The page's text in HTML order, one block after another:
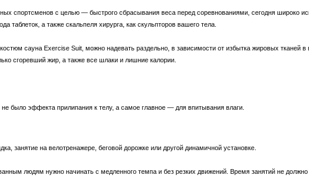
спортсменов с целью ― быстрого сбрасывания веса перед соревнованиями, сегодня широко
таблеток, а также скальпеля хирурга, как скульпторов вашего тела.
сауна Exercise Suit, можно надевать раздельно, в зависимости от избытка жировых тканей
сгоревший жир, а также все шлаки и лишние калории.
было эффекта прилипания к телу, а самое главное ― для впитывания влаги.
занятие на велотренажере, беговой дорожке или другой динамичной установке.
людям нужно начинать с медленного темпа и без резких движений. Время занятий не